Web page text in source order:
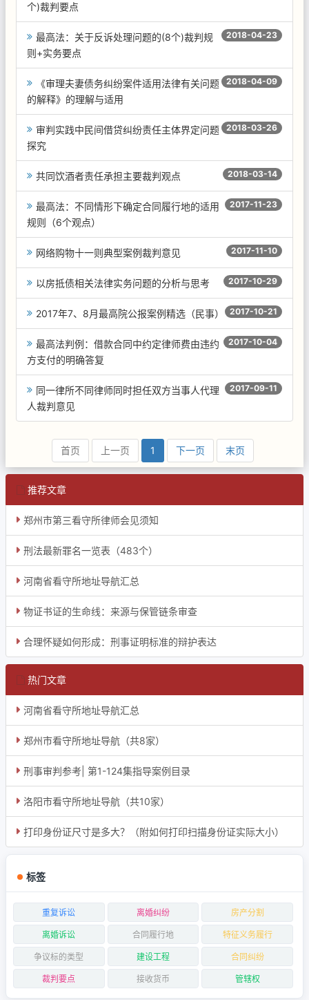
个)裁判要点
2018-04-23
最高法：关于反诉处理问题的(8个)裁判规
则+实务要点
2018-04-09
《审理夫妻债务纠纷案件适用法律有关问题
的解释》的理解与适用
2018-03-26
审判实践中民间借贷纠纷责任主体界定问题
探究
2018-03-14
共同饮酒者责任承担主要裁判观点
2017-11-23
最高法：不同情形下确定合同履行地的适用
规则（6个观点）
2017-11-10
网络购物十一则典型案例裁判意见
2017-10-29
以房抵债相关法律实务问题的分析与思考
2017-10-21
2017年7、8月最高院公报案例精选（民事）
2017-10-04
最高法判例：借款合同中约定律师费由违约
方支付的明确答复
2017-09-11
同一律所不同律师同时担任双方当事人代理
人裁判意见
首页 上一页 1 下一页 末页
推荐文章
郑州市第三看守所律师会见须知
刑法最新罪名一览表（483个）
河南省看守所地址导航汇总
物证书证的生命线：来源与保管链条审查
合理怀疑如何形成：刑事证明标准的辩护表达
热门文章
河南省看守所地址导航汇总
郑州市看守所地址导航（共8家）
刑事审判参考| 第1-124集指导案例目录
洛阳市看守所地址导航（共10家）
打印身份证尺寸是多大？（附如何打印扫描身份证实际大小）
标签
重复诉讼 离婚纠纷 房产分割
离婚诉讼 合同履行地 特征义务履行
争议标的类型 建设工程 合同纠纷
裁判要点 接收货币 管辖权